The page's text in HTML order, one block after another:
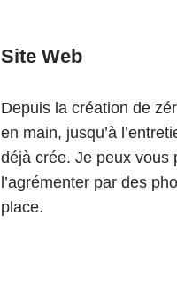
Site Web
Depuis la création de
en main, jusqu’à
déjà crée. Je peux vous
l’agrémenter par des
place.